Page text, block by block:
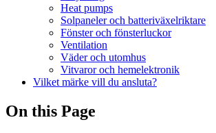
Heat pumps
Solpaneler och batteriväxelriktare
Fönster och fönsterluckor
Ventilation
Väder och utomhus
Vitvaror och hemelektronik
Vilket märke vill du ansluta?
On this Page